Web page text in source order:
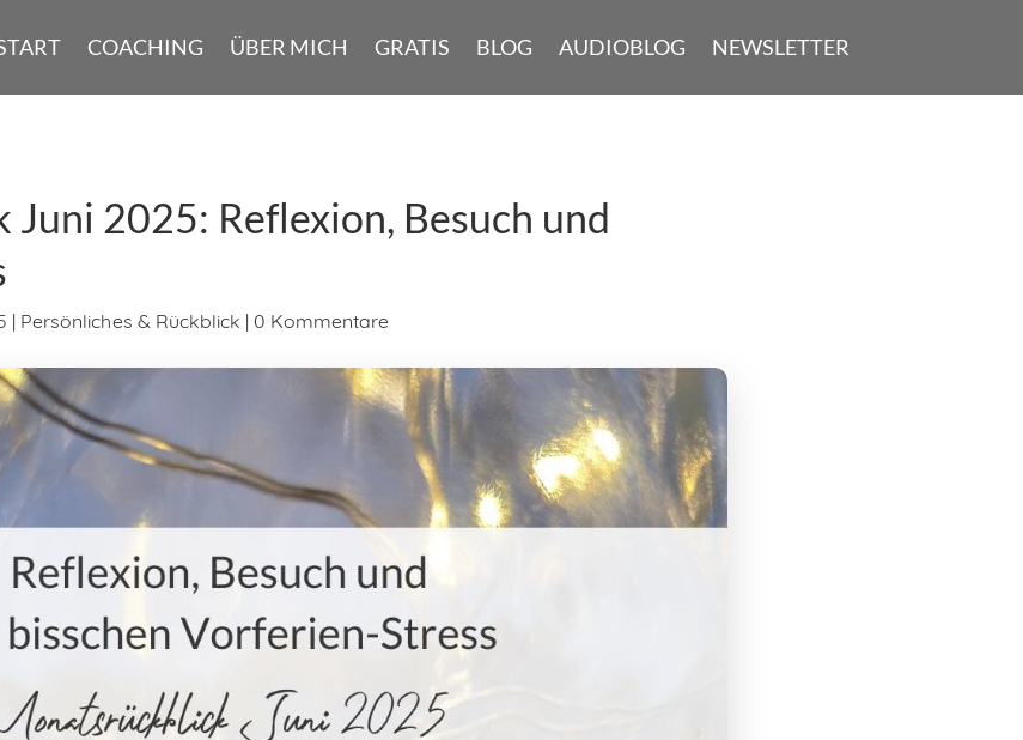
COACHING ÜBER MICH GRATIS BLOG AUDIOBLOG NEWSLETTER
2025: Reflexion, Besuch und
| Persönliches & Rückblick | 0 Kommentare